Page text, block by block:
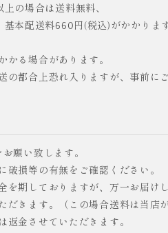
の場合は送料無料、
基本配送料660円(税込)がかかりま
かる場合があります。
の都合上恐れ入りますが、事前に
願い致します。
破損等の有無をご確認ください。
を期しておりますが、万一お届
だきます。（この場合送料は当店
返金させていただきます。